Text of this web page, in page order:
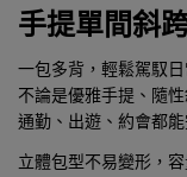
手提單間斜
一包多背，輕鬆駕馭日
不論是優雅手提、隨
通勤、出遊、約會都
立體包型不易變形，